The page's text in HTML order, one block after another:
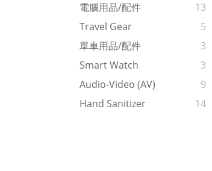
電腦用品/配件
13
Travel Gear
5
單車用品/配件
3
Smart Watch
3
Audio-Video (AV)
9
Hand Sanitizer
14